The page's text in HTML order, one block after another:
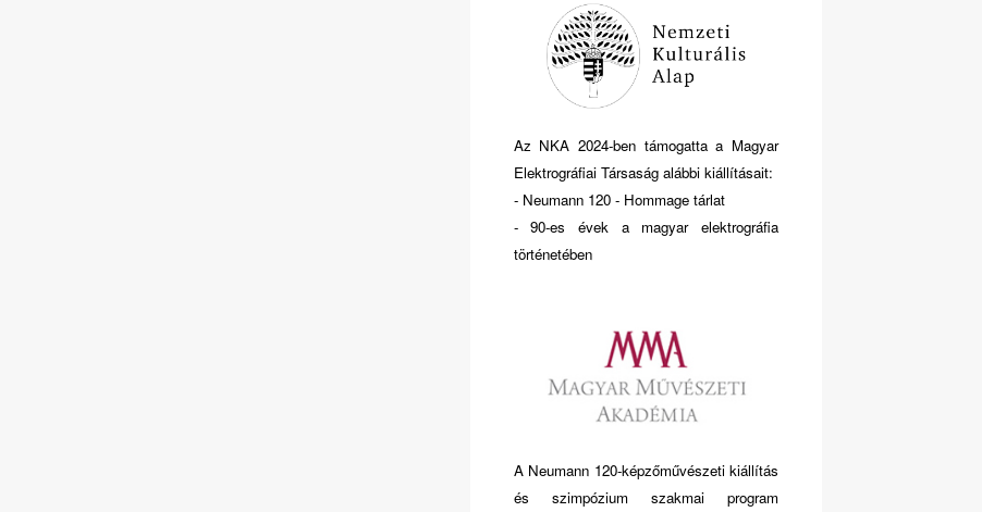
Az NKA 2024-ben támogatta a Magyar
Elektrográfiai Társaság alábbi kiállításait:
- Neumann 120 - Hommage tárlat
- 90-es évek a magyar elektrográfia
történetében
A Neumann 120-képzőművészeti kiállítás
és szimpózium szakmai program